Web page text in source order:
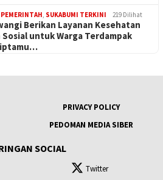
PEMERINTAH SUKABUMI TERKINI 219 Dilihat
Berikan Layanan Kesehatan
untuk Warga Terdampak
PRIVACY POLICY
PEDOMAN MEDIA SIBER
SOCIAL
Twitter